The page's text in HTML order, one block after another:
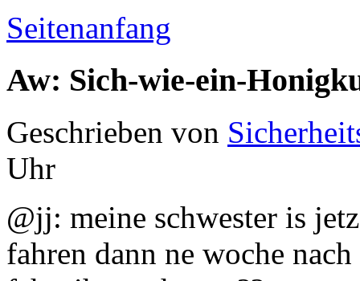
Seitenanfang
Aw: Sich-wie-ein-
Geschrieben von
Uhr
@jj: meine schwester is
fahren dann ne woche